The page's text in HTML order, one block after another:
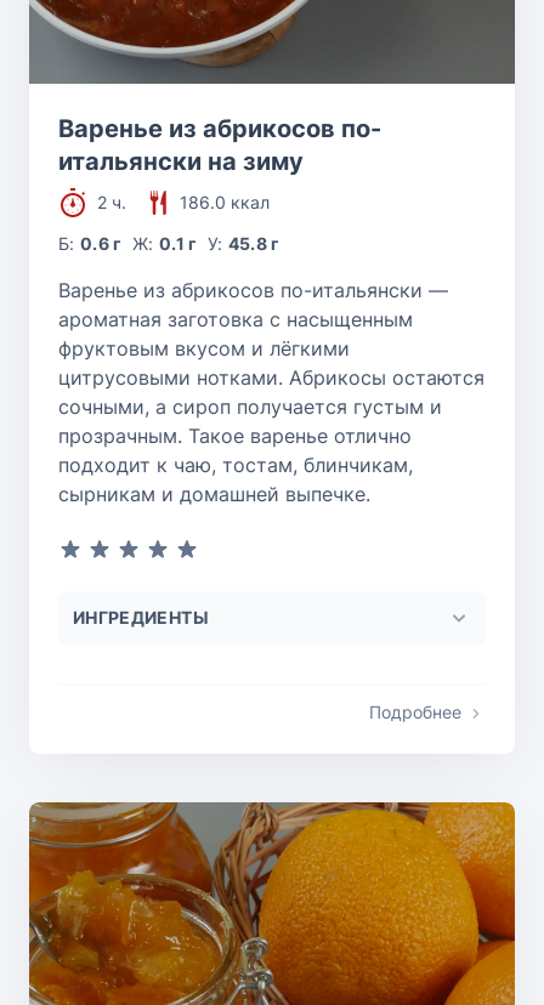
Варенье из абрикосов по-
итальянски на зиму
2 ч.
186.0 ккал
Б:0.6 г Ж: 0.1 г У: 45.8 г
Варенье из абрикосов по-итальянски —
ароматная заготовка с насыщенным
фруктовым вкусом и лёгкими
цитрусовыми нотками. Абрикосы остаются
сочными, а сироп получается густым и
прозрачным. Такое варенье отлично
подходит к чаю, тостам, блинчикам,
сырникам и домашней выпечке.
ИНГРЕДИЕНТЫ
Подробнее